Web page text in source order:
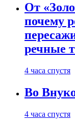
От
почему
речные
4 часа спустя
Во
4 часа спустя